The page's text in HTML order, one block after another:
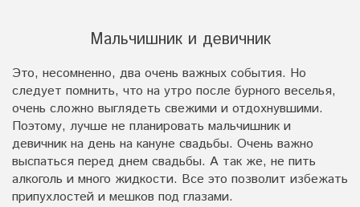
Мальчишник и девичник
Это, несомненно, два очень важных события. Но
следует помнить, что на утро после бурного веселья,
очень сложно выглядеть свежими и отдохнувшими.
Поэтому, лучше не планировать мальчишник и
девичник на день на кануне свадьбы. Очень важно
выспаться перед днем свадьбы. А так же, не пить
алкоголь и много жидкости. Все это позволит избежать
припухлостей и мешков под глазами.